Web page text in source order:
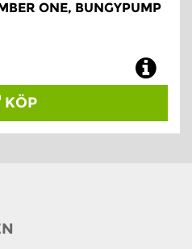
ONE, BUNGYPUMP
KÖP